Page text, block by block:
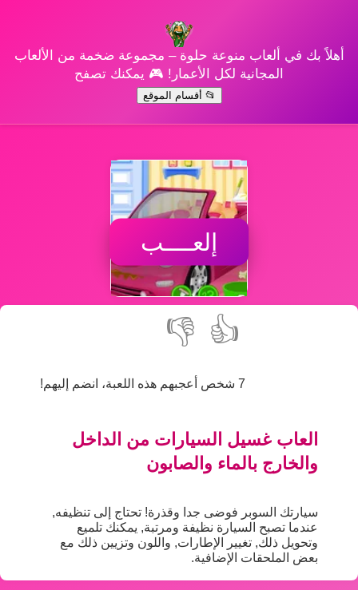
أهلاً بك في ألعاب منوعة حلوة – مجموعة ضخمة من الألعاب
المجانية لكل الأعمار! 🎮 يمكنك تصفح
📂 أقسام الموقع
إلعــــب
👍
👎
7 شخص أعجبهم هذه اللعبة، انضم إليهم!
العاب غسيل السيارات من الداخل
والخارج بالماء والصابون
سيارتك السوبر فوضى جدا وقذرة! تحتاج إلى تنظيفه,
عندما تصبح السيارة نظيفة ومرتبة, يمكنك تلميع
وتحويل ذلك, تغيير الإطارات, واللون وتزيين ذلك مع
بعض الملحقات الإضافية.